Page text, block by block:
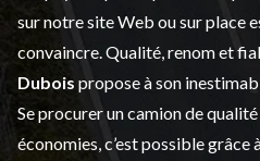
sur notre site Web ou sur place
convaincre. Qualité, renom et
Dubois propose à son
Se procurer un camion de
économies, c’est possible grâce